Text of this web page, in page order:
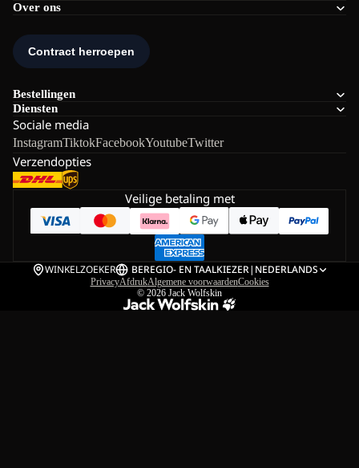
Over ons
Bestellingen
Diensten
Sociale media
InstagramTiktokFacebookYoutubeTwitter
Verzendopties
Veilige betaling met
WINKELZOEKER BEREGIO- EN TAALKIEZER| NEDERLANDS
PrivacyAfdrukAlgemene voorwaardenCookies
© 2026 Jack Wolfskin